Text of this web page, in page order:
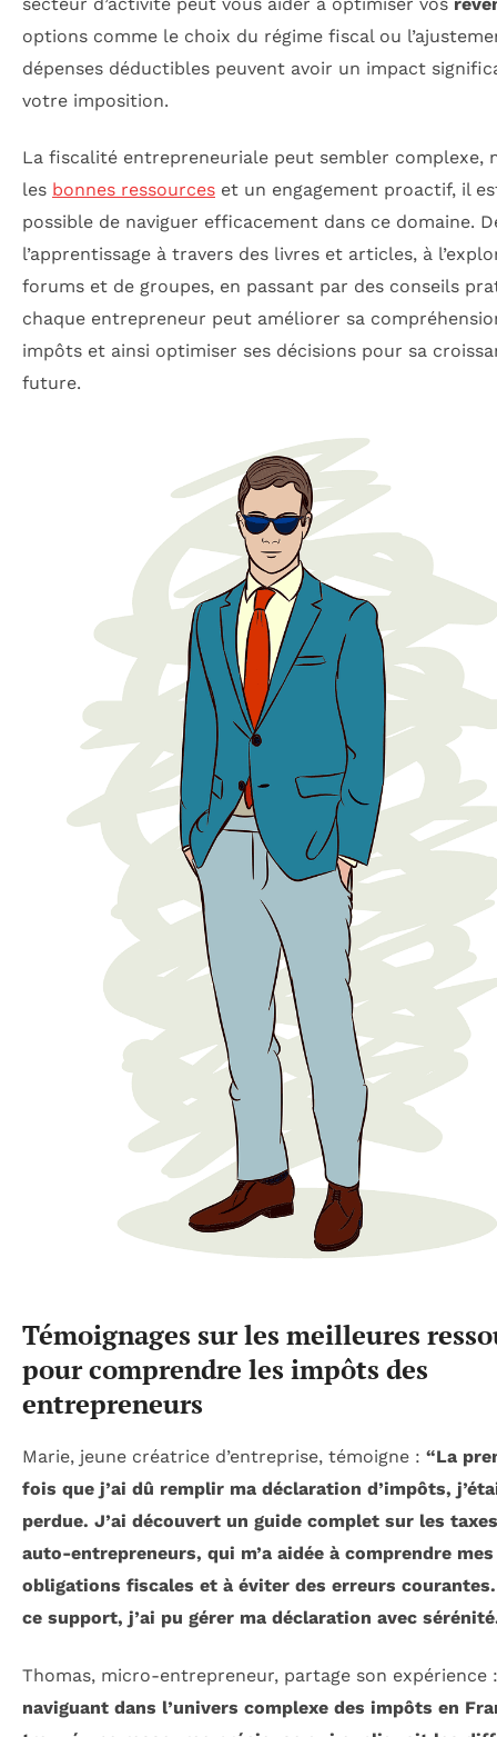
options comme le choix du régime fiscal ou
dépenses déductibles peuvent avoir un impact
votre imposition.
La fiscalité entrepreneuriale peut sembler complexe,
les bonnes ressources et un engagement proactif, il
possible de naviguer efficacement dans ce domaine.
l’apprentissage à travers des livres et articles, à
forums et de groupes, en passant par des conseils
chaque entrepreneur peut améliorer sa
impôts et ainsi optimiser ses décisions pour sa
future.
Témoignages sur les meilleures
pour comprendre les impôts des
entrepreneurs
Marie, jeune créatrice d’entreprise, témoigne : “La
fois que j’ai dû remplir ma déclaration d’impôts,
perdue. J’ai découvert un guide complet sur les
auto-entrepreneurs, qui m’a aidée à comprendre mes
obligations fiscales et à éviter des erreurs courantes.
ce support, j’ai pu gérer ma déclaration avec
Thomas, micro-entrepreneur, partage son expérience
naviguant dans l’univers complexe des impôts en